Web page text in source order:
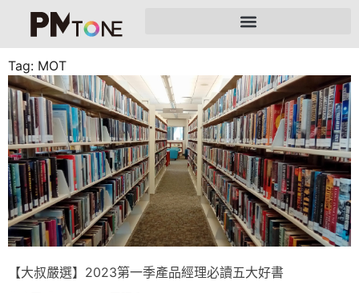
Tag: MOT
【大叔嚴選】2023第一季產品經理必讀五大好書